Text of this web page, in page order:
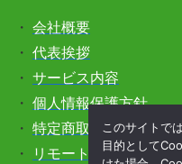
・ 会社概要
・ 代表挨拶
・ サービス内容
・ 個人情報保護方針
・ 特定商取引法に基づく
・
リモートサポートをご
このサイトで
目的として